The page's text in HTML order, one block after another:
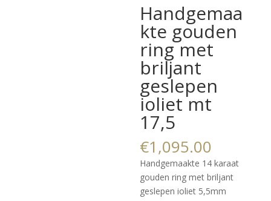
Handgemaa
kte gouden
ring met
briljant
geslepen
ioliet mt
17,5
€1,095.00
Handgemaakte 14 karaat
gouden ring met briljant
geslepen ioliet 5,5mm